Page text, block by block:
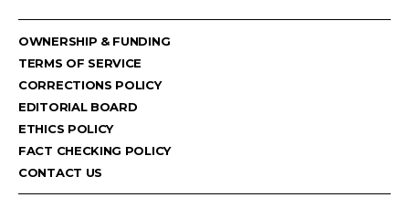
OWNERSHIP & FUNDING
TERMS OF SERVICE
CORRECTIONS POLICY
EDITORIAL BOARD
ETHICS POLICY
FACT CHECKING POLICY
CONTACT US